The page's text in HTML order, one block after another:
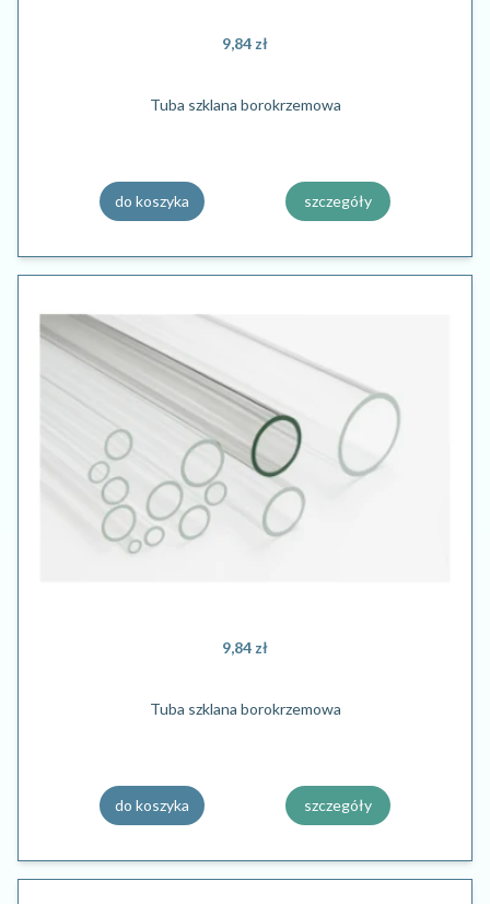
9,84 zł
Tuba szklana borokrzemowa
do koszyka szczegóły
9,84 zł
Tuba szklana borokrzemowa
do koszyka szczegóły